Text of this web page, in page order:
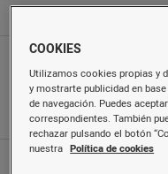
Textil cama
Ordenado por
COOKIES
Utilizamos cookies propias y
y mostrarte publicidad en
de navegación. Puedes
correspondientes. También
rechazar pulsando el botón
nuestra Política de cookies